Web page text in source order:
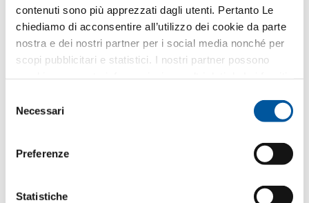
contenuti sono più apprezzati dagli utenti. Pertanto Le
chiediamo di acconsentire all’utilizzo dei cookie da parte
nostra e dei nostri partner per i social media nonché per
scopi pubblicitari e statistici. I nostri partner possono
delNecessari
Preferenze
Statistiche
Richiedere campioni di prodotto
Richiedere dati CAD
FIN-Project Elemento fisso